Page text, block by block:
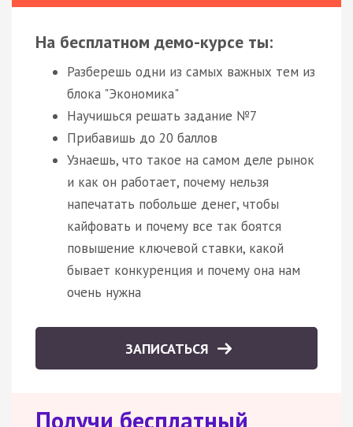
На бесплатном демо-курсе ты:
Разберешь одни из самых важных тем из
блока "Экономика"
Научишься решать задание №7
Прибавишь до 20 баллов
Узнаешь, что такое на самом деле рынок
и как он работает, почему нельзя
напечатать побольше денег, чтобы
кайфовать и почему все так боятся
повышение ключевой ставки, какой
бывает конкуренция и почему она нам
очень нужна
ЗАПИСАТЬСЯ
Получи бесплатный